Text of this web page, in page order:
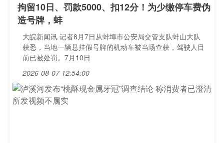
拘留10日、罚款5000、扣12分！为少缴停车费伪
造号牌，蚌
大皖新闻讯 记者8月7日从蚌埠市公安局交管支队蚌山大队
获悉，当地一辆悬挂假号牌的机动车被当场查获，驾驶人目
前已被处罚。7月10日
2026-08-07 12:54:00